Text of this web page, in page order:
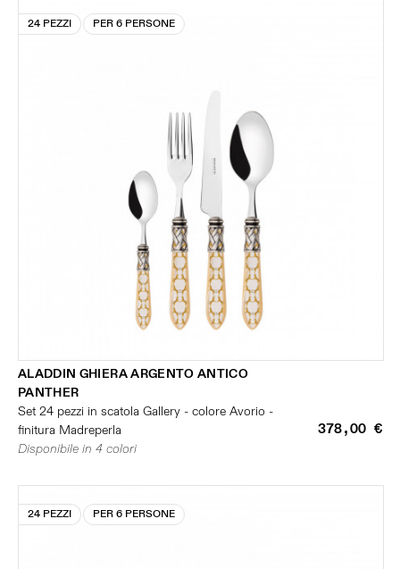
24 PEZZI PER 6 PERSONE
ALADDIN GHIERA ARGENTO ANTICO
PANTHER
Set 24 pezzi in scatola Gallery - colore Avorio -
finitura Madreperla
378,00 €
Disponibile in 4 colori
24 PEZZI PER 6 PERSONE